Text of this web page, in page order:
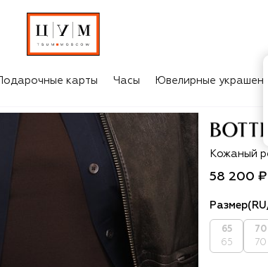
Подарочные карты Часы Ювелирные
Bottega
Кожаный
58 200 ₽
Размер
65
65
70
70